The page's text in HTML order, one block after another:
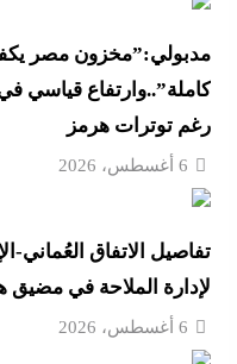
مدبولي:”مخزون مصر
كاملة”..وارتفاع قياسي
رغم توترات هرمز
6 أغسطس، 2026
تفاصيل الاتفاق العُماني-
لإدارة الملاحة في مضيق
6 أغسطس، 2026